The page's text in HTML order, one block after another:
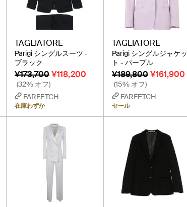
TAGLIATORE
Parigi シングルスーツ -
ブラック
¥173,700 ¥118,200
(32% オフ)
FARFETCH
在庫わずか
TAGLIATORE
Parigi シングルジャケッ
ト - パープル
¥189,800 ¥161,900
(15% オフ)
FARFETCH
セール